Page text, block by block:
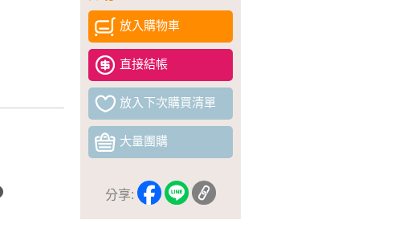
放入購物車
直接結帳
放入下次購買清單
大量團購
分享: